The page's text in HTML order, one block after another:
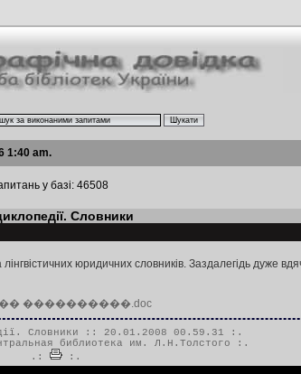
1:40 am.
у базі: 46508
Словники
юридичних словників. Заздалегідь дуже
����������.doc
Словники :: 20.01.2008 00.59.31 :.
библиотека им. Л.Н.Толстого :.
.:
:.